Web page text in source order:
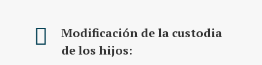
Modificación de la custodia
de los hijos: